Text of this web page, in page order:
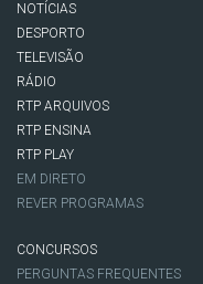
NOTÍCIAS
DESPORTO
TELEVISÃO
RÁDIO
RTP ARQUIVOS
RTP ENSINA
RTP PLAY
EM DIRETO
REVER PROGRAMAS
CONCURSOS
PERGUNTAS FREQUENTES